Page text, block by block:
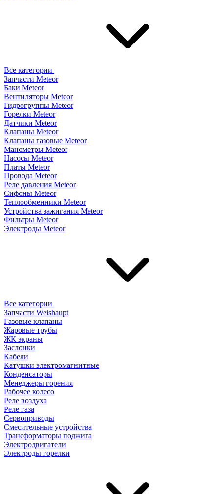
Все категории
Запчасти Meteor
Баки Meteor
Вентиляторы Meteor
Гидрогруппы Meteor
Горелки Meteor
Датчики Meteor
Клапаны Meteor
Клапаны газовые Meteor
Манометры Meteor
Насосы Meteor
Платы Meteor
Провода Meteor
Реле давления Meteor
Сифоны Meteor
Теплообменники Meteor
Устройства зажигания Meteor
Фильтры Meteor
Электроды Meteor
Все категории
Запчасти Weishaupt
Газовые клапаны
Жаровые трубы
ЖК экраны
Заслонки
Кабели
Катушки электромагнитные
Конденсаторы
Менеджеры горения
Рабочее колесо
Реле воздухa
Реле газа
Сервоприводы
Смесительные устройства
Трансформаторы поджига
Электродвигатели
Электроды горелки